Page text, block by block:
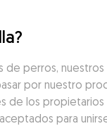
de perros,
por nuestro
de los propietarios
para